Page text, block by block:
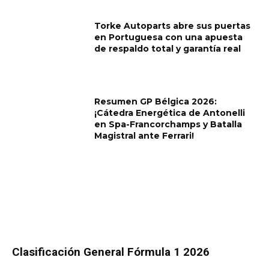
Torke Autoparts abre sus puertas
en Portuguesa con una apuesta
de respaldo total y garantía real
Resumen GP Bélgica 2026:
¡Cátedra Energética de Antonelli
en Spa-Francorchamps y Batalla
Magistral ante Ferrari!
Clasificación General Fórmula 1 2026